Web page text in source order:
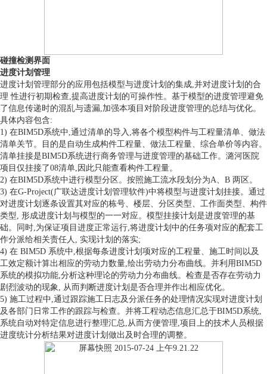
碰撞检测界面
进度计划管理
进度计划管理部分的应用包括模型与进度计划的集成,并对进度计划的合
理 性进行初期检查,提高进度计划的可操作性。基于模型的进度管理避免
了信息传递时的混乱与遗漏,加强本项目对阶段进度管理的总结与优化。
具体内容包含:
1) 在BIM5D系统中,通过清单的导入,将各个模型构件与工程量清单、做法
清单关节。目的是自动生成构件工程量、做法工程量、综合单价等内容。
清单挂接是BIM5D系统进行商务管理与进度管理的基础工作。潞河医院
项目仅挂接了08清单,因此只能查看构件工程量。
2) 在BIM5D系统中进行模型分区。按照施工流水段划分为A、B 两区。
3) 在G-Project(广联达进度计划管理软件)中将模型与进度计划挂接。通过
对进度计划逐条设置其对应的栋号、楼层、分区类型、工作面类型、构件
类型, 形成进度计划与模型的一一对应。模型挂接计划是进度管理的基
础。同时,为保证项目进度正常运行,将进度计划中的任务项对应的配套工
作分派给相关责任人, 实现计划的落实;
4) 在 BIM5D 系统中,根据每条进度计划项对应的工程量、施工时间以及
工效定额计算出相应的劳动力数量,绘出劳动力分布曲线。并利用BIM5D
系统的模拟功能,分析这种理论的劳动力分布曲线。检查是否存在劳动力
剧烈波动的现象, 从而判断进度计划是否合理并作出相应优化。
5) 施工过程中,通过跟踪施工日志及分派任务的处理情况实现对进度计划
及各部门日常工作的跟踪与检查。并将工程动态信息汇总于BIM5D系统,
系统自动对特定信息进行整理汇总,从而方便管理,项目上的技术人员根据
进度统计分析结果对进度计划做出及时合理的调整。